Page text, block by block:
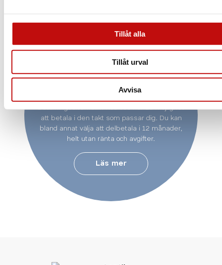
Tillåt alla
Tillåt urval
Avvisa
Vill du delbetala ditt
köp?
att betala i den takt som passar dig. Du kan
bland annat välja att delbetala i 12 månader,
helt utan ränta och avgifter.
Läs mer